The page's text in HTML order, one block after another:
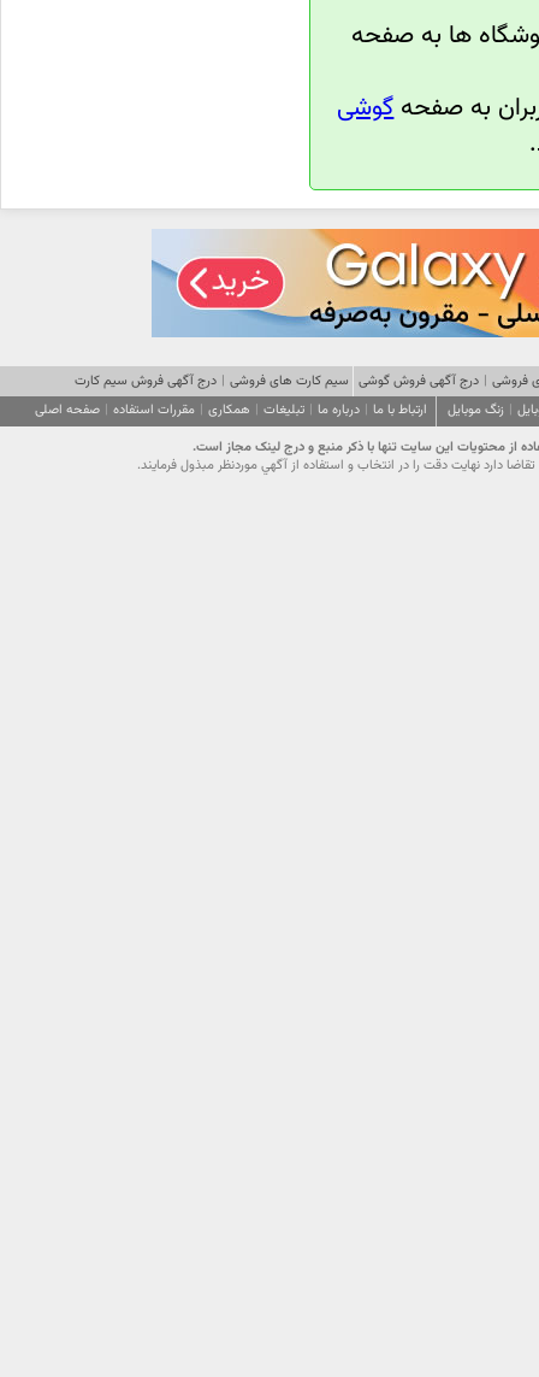
ها به صفحه
به صفحهگوشی
فروشی | درج آگهی فروش گوشی سیم کارت های فروشی | درج آگهی فروش سیم کارت
| زنگ موبایل ارتباط با ما | درباره ما | تبلیغات | همکاری | مقررات استفاده | صفحه اصلی